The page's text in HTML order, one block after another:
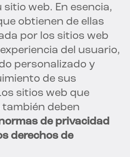
web. En esencia,
obtienen de ellas
por los sitios web
del usuario,
personalizado y
de sus
sitios web que
deben
de privacidad
derechos de